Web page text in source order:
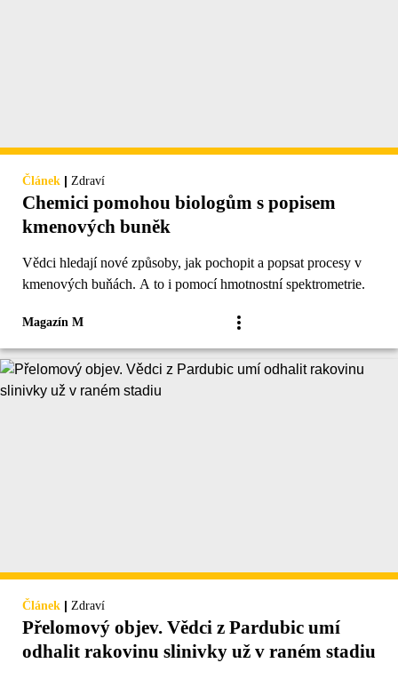
Článek | Zdraví
Chemici pomohou biologům s popisem
kmenových buněk
Vědci hledají nové způsoby, jak pochopit a popsat procesy v
kmenových buňách. A to i pomocí hmotnostní spektrometrie.
Magazín M
Článek | Zdraví
Přelomový objev. Vědci z Pardubic umí
odhalit rakovinu slinivky už v raném stadiu